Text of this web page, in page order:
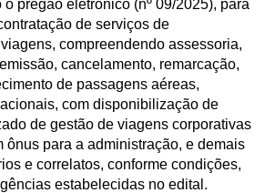
pregão eletrônico (nº 09/2025), para
de serviços de
compreendendo assessoria,
cancelamento, remarcação,
de passagens aéreas,
com disponibilização de
de gestão de viagens corporativas
ônus para a administração, e demais
e correlatos, conforme condições,
estabelecidas no edital.